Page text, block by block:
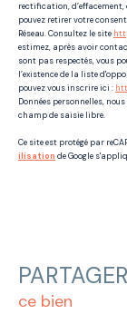
rectification,
pouvez retirer votre
Réseau. Consultez le site
estimez, après avoir
sont pas respectés, vous
l’existence de la liste
pouvez vous inscrire ici :
Données personnelles,
champ de saisie libre.
Ce site est protégé par
ilisation de Google
PARTAGER
ce bien